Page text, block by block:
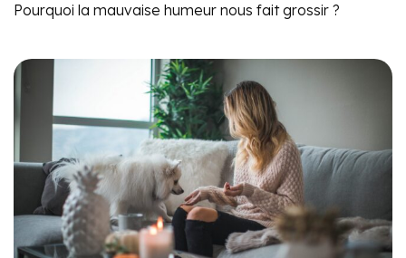
Pourquoi la mauvaise humeur nous fait grossir ?